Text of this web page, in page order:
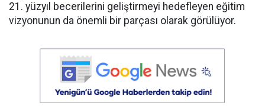
21. yüzyıl becerilerini geliştirmeyi hedefleyen eğitim
vizyonunun da önemli bir parçası olarak görülüyor.